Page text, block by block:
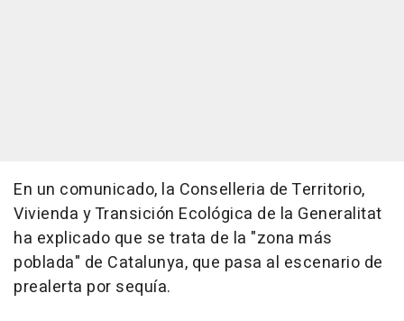
En un comunicado, la Conselleria de Territorio,
Vivienda y Transición Ecológica de la Generalitat
ha explicado que se trata de la "zona más
poblada" de Catalunya, que pasa al escenario de
prealerta por sequía.